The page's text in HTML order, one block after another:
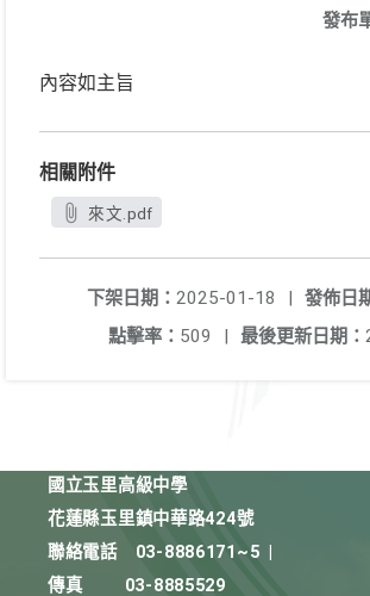
發布
內容如主旨
相關附件
來文.pdf
發佈日
下架日期： 2025-01-18
|
最後更新日期：
點擊率： 509 |
國立玉里高級中學
花蓮縣玉里鎮中華路424號
聯絡電話
03-8886171~5
傳真
03-8885529